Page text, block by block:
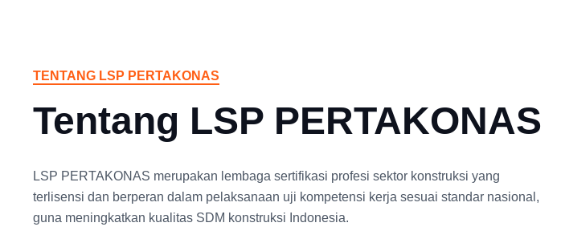
TENTANG LSP PERTAKONAS
Tentang LSP PERTAKONAS
LSP PERTAKONAS merupakan lembaga sertifikasi profesi sektor konstruksi yang
terlisensi dan berperan dalam pelaksanaan uji kompetensi kerja sesuai standar nasional,
guna meningkatkan kualitas SDM konstruksi Indonesia.